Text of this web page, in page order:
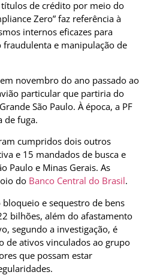
de crédito por meio do
Zero” faz referência à
internos eficazes para
e manipulação de
novembro do ano passado ao
particular que partiria do
São Paulo. À época, a PF
de fuga.
cumpridos dois outros
e 15 mandados de busca e
Paulo e Minas Gerais. As
do Banco Central do Brasil.
e sequestro de bens
bilhões, além do afastamento
segundo a investigação, é
de ativos vinculados ao grupo
que possam estar